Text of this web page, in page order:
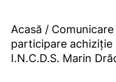
Acasă / Comunicare
participare achiziție
I.N.C.D.S. Marin